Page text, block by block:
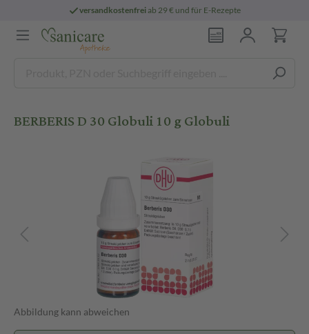
versandkostenfreiab 29 € und für E-Rezepte
BERBERIS D 30 Globuli 10 g Globuli
Abbildung kann abweichen